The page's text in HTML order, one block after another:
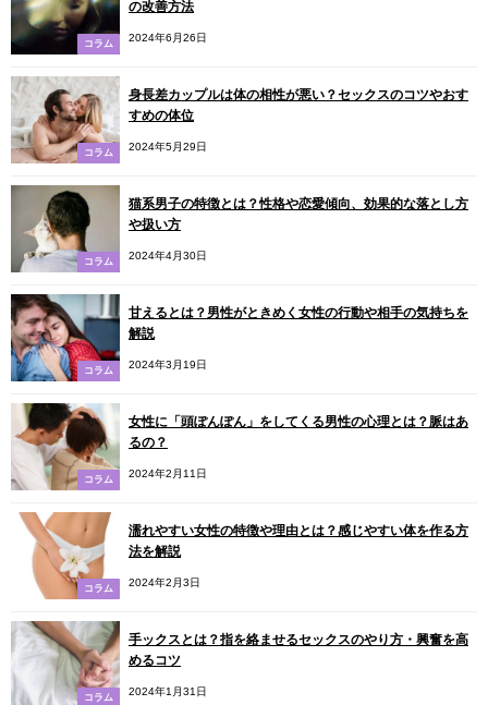
コラム
の改善方法
2024年6月26日
コラム
身長差カップルは体の相性が悪い？セックスのコツやおす
すめの体位
2024年5月29日
コラム
猫系男子の特徴とは？性格や恋愛傾向、効果的な落とし方
や扱い方
2024年4月30日
コラム
甘えるとは？男性がときめく女性の行動や相手の気持ちを
解説
2024年3月19日
コラム
女性に「頭ぽんぽん」をしてくる男性の心理とは？脈はあ
るの？
2024年2月11日
コラム
濡れやすい女性の特徴や理由とは？感じやすい体を作る方
法を解説
2024年2月3日
コラム
手ックスとは？指を絡ませるセックスのやり方・興奮を高
めるコツ
2024年1月31日